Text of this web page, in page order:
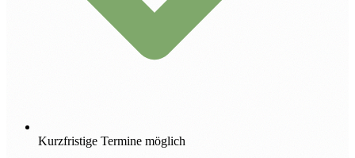
Kurzfristige Termine möglich